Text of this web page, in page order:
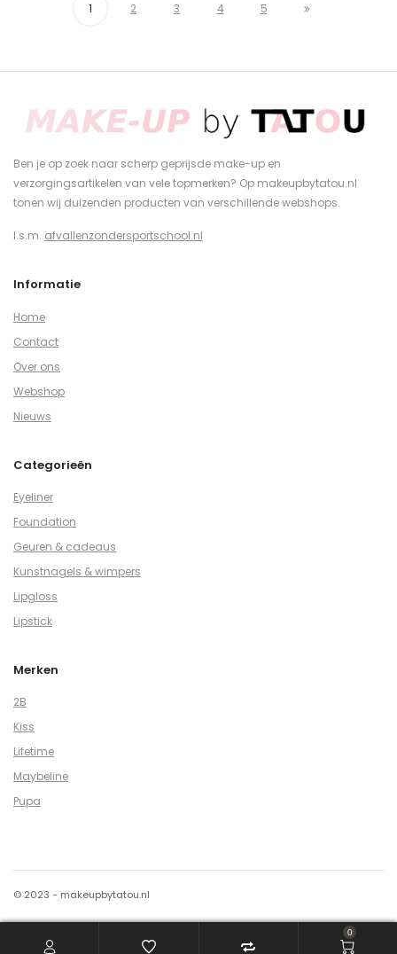
1 2 3 4 5
Ben je op zoek naar scherp geprijsde make-up en
verzorgingsartikelen van vele topmerken? Op makeupbytatou.nl
tonen wij duizenden producten van verschillende webshops.
I.s.m. afvallenzondersportschool.nl
Informatie
Home
Contact
Over ons
Webshop
Nieuws
Categorieën
Eyeliner
Foundation
Geuren & cadeaus
Kunstnagels & wimpers
Lipgloss
Lipstick
Merken
2B
Kiss
Lifetime
Maybeline
Pupa
© 2023 - makeupbytatou.nl
0